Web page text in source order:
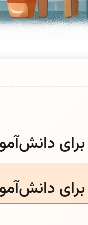
برای
برای